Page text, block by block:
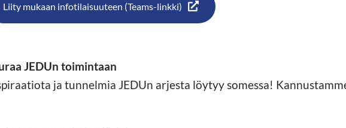
Liity mukaan infotilaisuuteen (Teams-linkki)
JEDUn toimintaan
ja tunnelmia JEDUn arjesta löytyy somessa!